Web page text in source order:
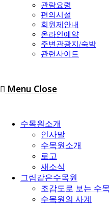
관람요령
편의시설
회원제안내
온라인예약
주변관광지/숙박
관련사이트
Menu Close
수목원소개
인사말
수목원소개
로고
새소식
그림같은수목원
조감도로 보는 수
수목원의 사계